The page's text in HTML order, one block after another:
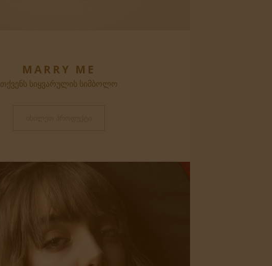
MARRY ME
ᲗᲥᲕᲔᲜᲡ ᲡᲘᲧᲕᲐᲠᲣᲚᲘᲡ ᲡᲘᲛᲑᲝᲚᲝ